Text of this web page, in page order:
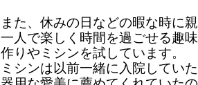
また、休みの日などの暇な時に
一人で楽しく時間を過ごせる趣
作りやミシンを試しています。
ミシンは以前一緒に入院してい